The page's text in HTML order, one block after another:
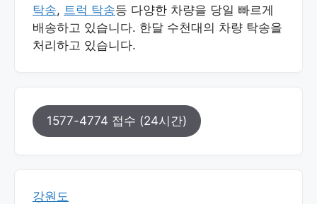
탁송, 트럭 탁송등 다양한 차량을 당일 빠르게
배송하고 있습니다. 한달 수천대의 차량 탁송을
처리하고 있습니다.
1577-4774 접수 (24시간)
강원도